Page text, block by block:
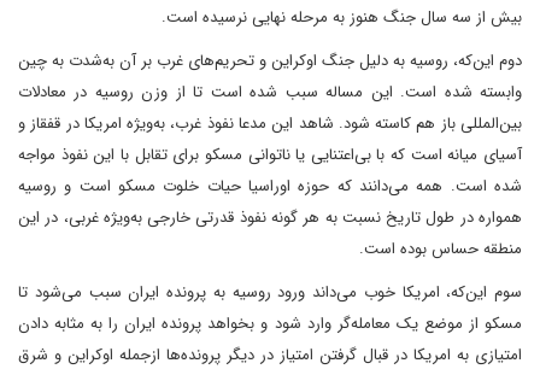
بیش از سه سال جنگ هنوز به مرحله نهایی نرسیده است.
دوم این‌که، روسیه به دلیل جنگ اوکراین و تحریم‌های غرب بر آن به‌شدت به چین
وابسته شده است. این مساله سبب شده است تا از وزن روسیه در معادلات
بین‌المللی باز هم کاسته شود. شاهد این مدعا نفوذ غرب، به‌ویژه امریکا در قفقاز و
آسیای میانه است که با بی‌اعتنایی یا ناتوانی مسکو برای تقابل با این نفوذ مواجه
شده است. همه می‌دانند که حوزه اوراسیا حیات خلوت مسکو است و روسیه
همواره در طول تاریخ نسبت به هر گونه نفوذ قدرتی خارجی به‌ویژه غربی، در این
منطقه حساس بوده است.
سوم این‌که، امریکا خوب می‌داند ورود روسیه به پرونده ایران سبب می‌شود تا
مسکو از موضع یک معامله‌گر وارد شود و بخواهد پرونده ایران را به مثابه دادن
امتیازی به امریکا در قبال گرفتن امتیاز در دیگر پرونده‌ها ازجمله اوکراین و شرق